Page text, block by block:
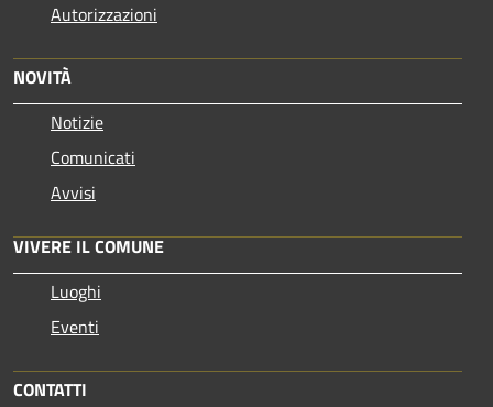
Autorizzazioni
NOVITÀ
Notizie
Comunicati
Avvisi
VIVERE IL COMUNE
Luoghi
Eventi
CONTATTI